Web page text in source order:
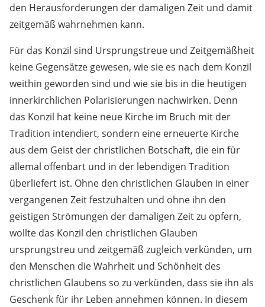
den Herausforderungen der damaligen Zeit und damit
zeitgemäß wahrnehmen kann.
Für das Konzil sind Ursprungstreue und Zeitgemäßheit
keine Gegensätze gewesen, wie sie es nach dem Konzil
weithin geworden sind und wie sie bis in die heutigen
innerkirchlichen Polarisierungen nachwirken. Denn
das Konzil hat keine neue Kirche im Bruch mit der
Tradition intendiert, sondern eine erneuerte Kirche
aus dem Geist der christlichen Botschaft, die ein für
allemal offenbart und in der lebendigen Tradition
überliefert ist. Ohne den christlichen Glauben in einer
vergangenen Zeit festzuhalten und ohne ihn den
geistigen Strömungen der damaligen Zeit zu opfern,
wollte das Konzil den christlichen Glauben
ursprungstreu und zeitgemäß zugleich verkünden, um
den Menschen die Wahrheit und Schönheit des
christlichen Glaubens so zu verkünden, dass sie ihn als
Geschenk für ihr Leben annehmen können. In diesem